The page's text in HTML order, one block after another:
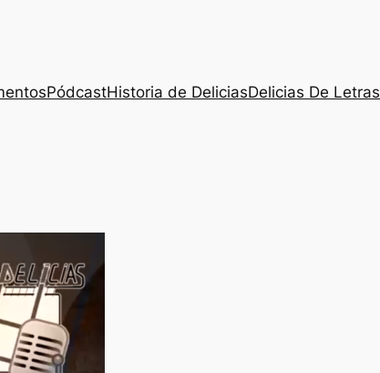
PódcastHistoria de DeliciasDelicias De Letras